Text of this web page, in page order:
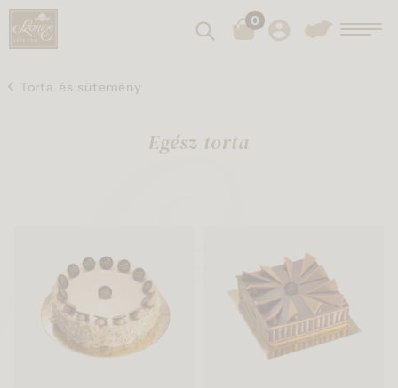
Keresés0
Torta és sütemény
Egész torta